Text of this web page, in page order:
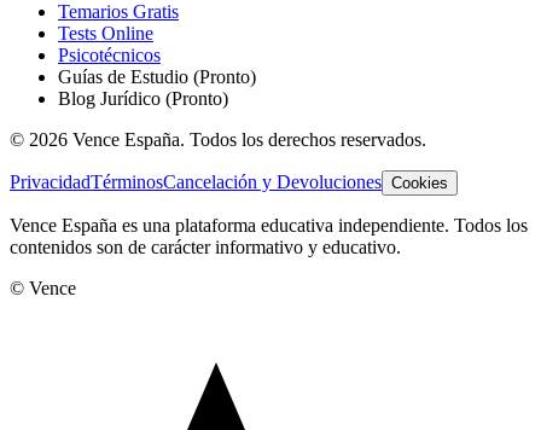
Temarios Gratis
Tests Online
Psicotécnicos
Guías de Estudio (Pronto)
Blog Jurídico (Pronto)
© 2026 Vence España. Todos los derechos reservados.
PrivacidadTérminosCancelación y Devoluciones Cookies
Vence España es una plataforma educativa independiente. Todos los
contenidos son de carácter informativo y educativo.
© Vence